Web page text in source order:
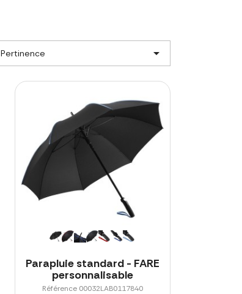
Pertinence 
Parapluie standard - FARE
personnalisable
Référence 00032LAB0117840